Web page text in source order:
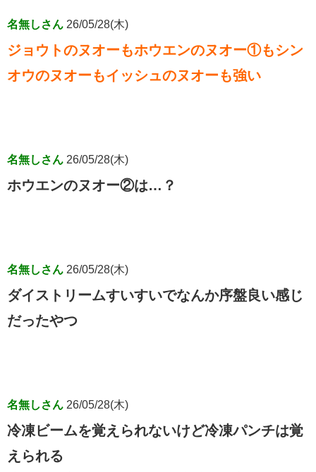
名無しさん 26/05/28(木)
ジョウトのヌオーもホウエンのヌオー①もシン
オウのヌオーもイッシュのヌオーも強い
名無しさん 26/05/28(木)
ホウエンのヌオー②は…？
名無しさん 26/05/28(木)
ダイストリームすいすいでなんか序盤良い感じ
だったやつ
名無しさん 26/05/28(木)
冷凍ビームを覚えられないけど冷凍パンチは覚
えられる